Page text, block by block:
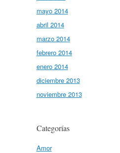
mayo 2014
abril 2014
marzo 2014
febrero 2014
enero 2014
diciembre 2013
noviembre 2013
Categorías
Amor